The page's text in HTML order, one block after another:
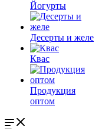
Йогурты
Десерты и желе
Квас
Продукция
оптом